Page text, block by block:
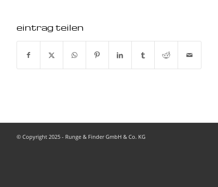
eintrag teilen
© Copyright 2025 - Runge & Finder GmbH & Co. KG